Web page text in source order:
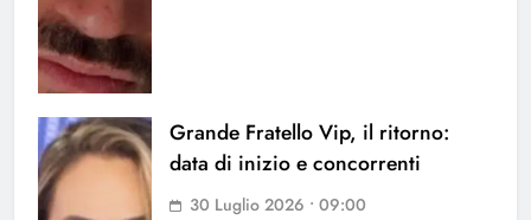
Grande Fratello Vip, il ritorno:
data di inizio e concorrenti
30 Luglio 2026 • 09:00